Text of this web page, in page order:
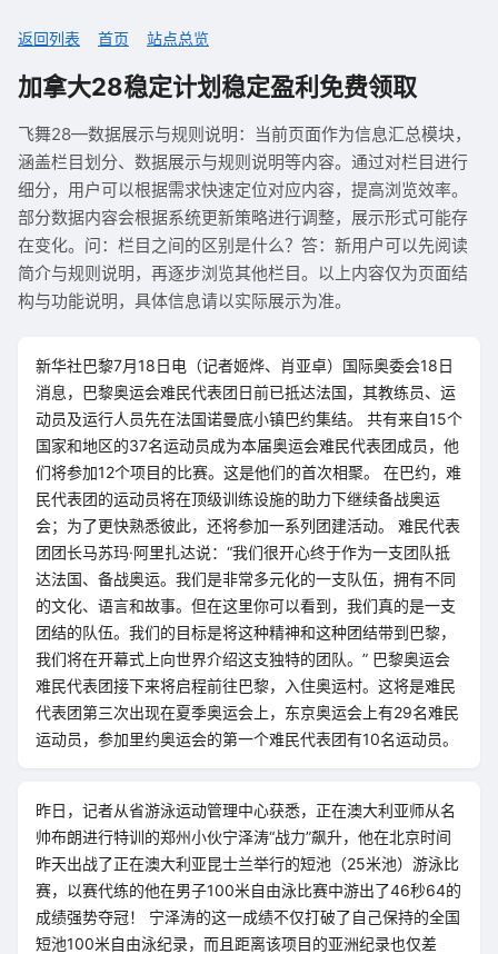
返回列表 首页 站点总览
加拿大28稳定计划稳定盈利免费领取
飞舞28—数据展示与规则说明：当前页面作为信息汇总模块，
涵盖栏目划分、数据展示与规则说明等内容。通过对栏目进行
细分，用户可以根据需求快速定位对应内容，提高浏览效率。
部分数据内容会根据系统更新策略进行调整，展示形式可能存
在变化。问：栏目之间的区别是什么？答：新用户可以先阅读
简介与规则说明，再逐步浏览其他栏目。以上内容仅为页面结
构与功能说明，具体信息请以实际展示为准。
新华社巴黎7月18日电（记者姬烨、肖亚卓）国际奥委会18日
消息，巴黎奥运会难民代表团日前已抵达法国，其教练员、运
动员及运行人员先在法国诺曼底小镇巴约集结。 共有来自15个
国家和地区的37名运动员成为本届奥运会难民代表团成员，他
们将参加12个项目的比赛。这是他们的首次相聚。 在巴约，难
民代表团的运动员将在顶级训练设施的助力下继续备战奥运
会；为了更快熟悉彼此，还将参加一系列团建活动。 难民代表
团团长马苏玛·阿里扎达说：“我们很开心终于作为一支团队抵
达法国、备战奥运。我们是非常多元化的一支队伍，拥有不同
的文化、语言和故事。但在这里你可以看到，我们真的是一支
团结的队伍。我们的目标是将这种精神和这种团结带到巴黎，
我们将在开幕式上向世界介绍这支独特的团队。” 巴黎奥运会
难民代表团接下来将启程前往巴黎，入住奥运村。这将是难民
代表团第三次出现在夏季奥运会上，东京奥运会上有29名难民
运动员，参加里约奥运会的第一个难民代表团有10名运动员。
昨日，记者从省游泳运动管理中心获悉，正在澳大利亚师从名
帅布朗进行特训的郑州小伙宁泽涛“战力”飙升，他在北京时间
昨天出战了正在澳大利亚昆士兰举行的短池（25米池）游泳比
赛，以赛代练的他在男子100米自由泳比赛中游出了46秒64的
成绩强势夺冠！ 宁泽涛的这一成绩不仅打破了自己保持的全国
短池100米自由泳纪录，而且距离该项目的亚洲纪录也仅差